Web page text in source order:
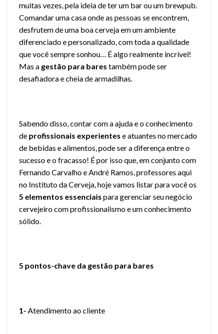
muitas vezes, pela ideia de ter um bar ou um brewpub.
Comandar uma casa onde as pessoas se encontrem,
desfrutem de uma boa cerveja em um ambiente
diferenciado e personalizado, com toda a qualidade
que você sempre sonhou… É algo realmente incrível!
Mas a gestão para bares também pode ser
desafiadora e cheia de armadilhas.
Sabendo disso, contar com a ajuda e o conhecimento
de profissionais experientes e atuantes no mercado
de bebidas e alimentos, pode ser a diferença entre o
sucesso e o fracasso! É por isso que, em conjunto com
Fernando Carvalhoe André Ramos , professores aqui
no Instituto da Cerveja, hoje vamos listar para você os
5 elementos essenciais para gerenciar seu negócio
cervejeiro com profissionalismo e um conhecimento
sólido.
5 pontos-chave da gestão para bares
1- Atendimento ao cliente